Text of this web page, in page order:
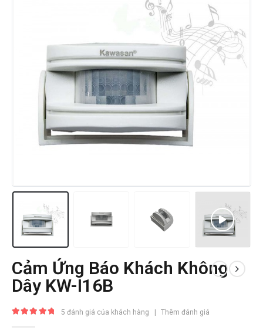
Cảm Ứng Báo Khách Không
Dây KW-I16B
5 đánh giá của khách hàng | Thêm đánh giá